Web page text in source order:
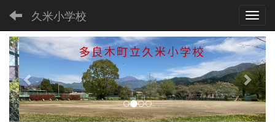
久米小学校
p
e
v
i
n
e
x
t